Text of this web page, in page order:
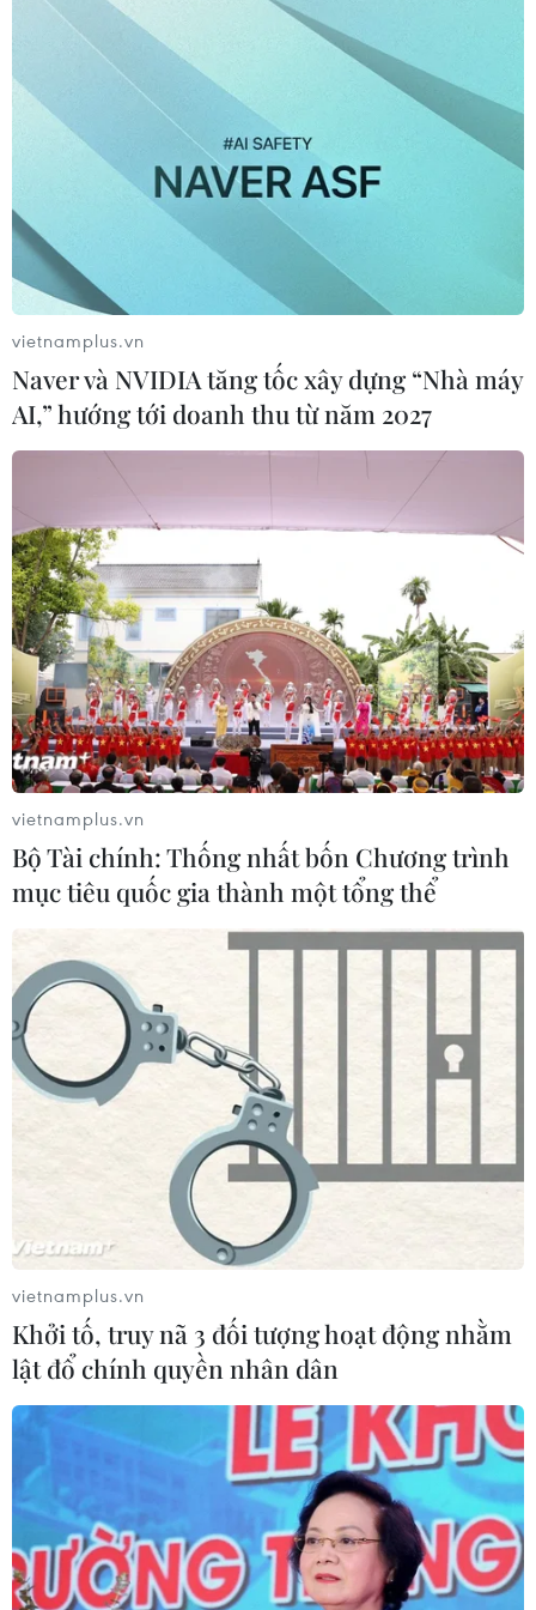
vietnamplus.vn
Naver và NVIDIA tăng tốc xây dựng “Nhà máy
AI,” hướng tới doanh thu từ năm 2027
vietnamplus.vn
Bộ Tài chính: Thống nhất bốn Chương trình
mục tiêu quốc gia thành một tổng thể
vietnamplus.vn
Khởi tố, truy nã 3 đối tượng hoạt động nhằm
lật đổ chính quyền nhân dân